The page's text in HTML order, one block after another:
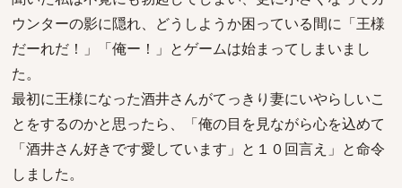
ウンターの影に隠れ、どうしようか困っている間に「王様
だーれだ！」「俺ー！」とゲームは始まってしまいまし
た。
最初に王様になった酒井さんがてっきり妻にいやらしいこ
とをするのかと思ったら、「俺の目を見ながら心を込めて
「酒井さん好きです愛しています」と１０回言え」と命令
しました。